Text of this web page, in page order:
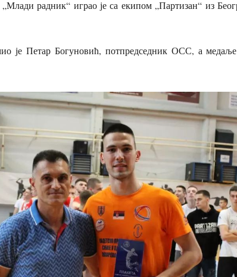
радник“ играо је са екипом „Партизан“ из
је Петар Богуновић, потпредседник ОСС, а